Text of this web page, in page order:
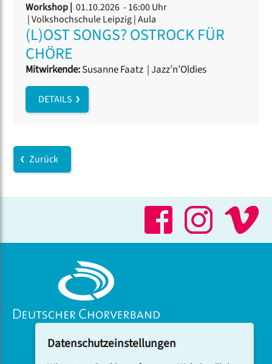
Workshop | 01.10.2026 - 16:00 Uhr
| Volkshochschule Leipzig | Aula
(L)OST SONGS? OSTROCK FÜR
CHÖRE
Mitwirkende:Susanne Faatz |Jazz’n’Oldies
DETAILS
Zurück
Datenschutzeinstellungen